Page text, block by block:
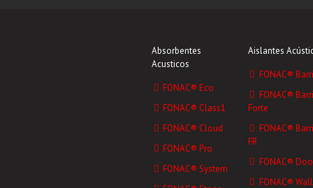
Absorbentes
Acusticos
FONAC® Eco
FONAC® Class1
FONAC® Cloud
FONAC® Pro
FONAC® System
Aislantes
FONAC®
FONAC®
Forte
FONAC®
FR
FONAC®
FONAC® Wall